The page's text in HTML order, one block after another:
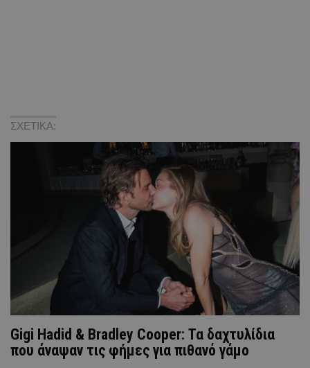
ΣΧΕΤΙΚΑ:
Gigi Hadid & Bradley Cooper: Τα δαχτυλίδια
που άναψαν τις φήμες για πιθανό γάμο